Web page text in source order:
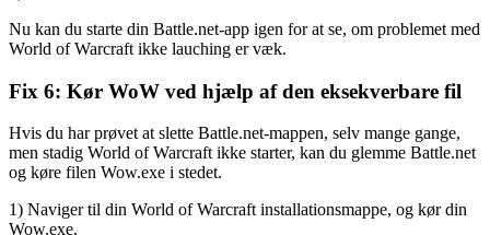
Nu kan du starte din Battle.net-app igen for at se, om problemet med
World of Warcraft ikke lauching er væk.
Fix 6: Kør WoW ved hjælp af den eksekverbare fil
Hvis du har prøvet at slette Battle.net-mappen, selv mange gange,
men stadig World of Warcraft ikke starter, kan du glemme Battle.net
og køre filen Wow.exe i stedet.
1) Naviger til din World of Warcraft installationsmappe, og kør din
Wow.exe.